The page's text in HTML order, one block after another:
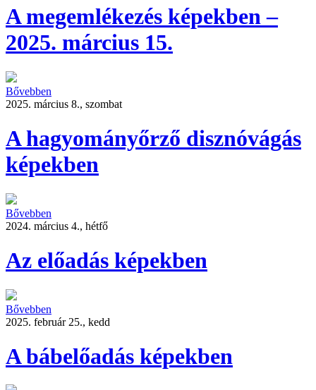
A megemlékezés képekben –
2025. március 15.
Bővebben
2025. március 8., szombat
A hagyományőrző disznóvágás
képekben
Bővebben
2024. március 4., hétfő
Az előadás képekben
Bővebben
2025. február 25., kedd
A bábelőadás képekben